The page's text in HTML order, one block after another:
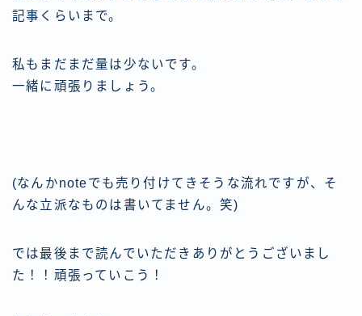
記事くらいまで。
私もまだまだ量は少ないです。
一緒に頑張りましょう。
(なんかnoteでも売り付けてきそうな流れですが、そ
んな立派なものは書いてません。笑)
では最後まで読んでいただきありがとうございまし
た！！頑張っていこう！